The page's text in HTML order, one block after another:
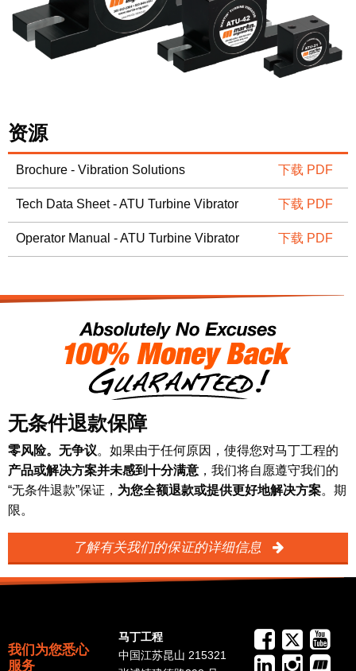
资源
Brochure - Vibration Solutions 下载 PDF
Tech Data Sheet - ATU Turbine Vibrator 下载 PDF
Operator Manual - ATU Turbine Vibrator 下载 PDF
无条件退款保障
零风险。无争议。如果由于任何原因，使得您对马丁工程的
产品或解决方案并未感到十分满意 ，我们将自愿遵守我们的
“无条件退款”保证， 为您全额退款或提供更好地解决方案。期
限。
了解有关我们的保证的详细信息
我们为您悉心
服务
马丁工程
中国江苏昆山 215321